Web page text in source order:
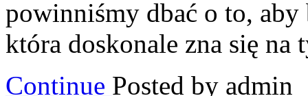
powinniśmy dbać o to, aby
która doskonale zna się na
Continue Posted by admin